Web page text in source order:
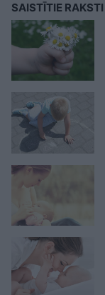
SAISTĪTIE RAKSTI